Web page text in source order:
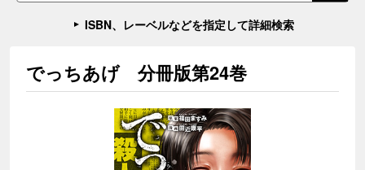
ISBN、レーベルなどを指定して詳細検索
でっちあげ 分冊版第24巻